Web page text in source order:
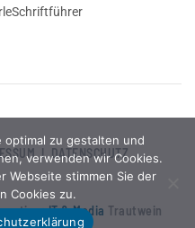
IDATENSCHUTZ
IT & Media Trautwein
optimal zu gestalten und
verwenden wir Cookies.
Webseite stimmen Sie der
Cookies zu.